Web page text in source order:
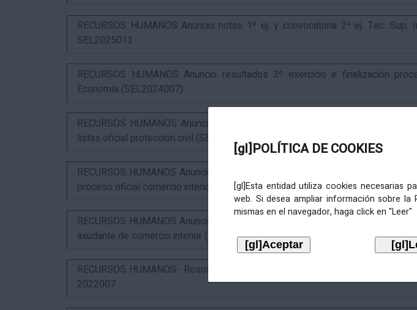
[gl]POLÍTICA DE COOKIES
[gl]Esta entidad utiliza cookies necesarias
web. Si desea ampliar información sobre
mismas en el navegador, haga click en "Leer"
RECURSOS HUMANOS Anuncio notas 1º ej. y convocatoria 2º ej. Tec. Sup.
SEL2025013
RECURSOS HUMANOS Anuncio resultados 3º exercicio e finalización
Economía (SEL2024007)
RECURSOS HUMANOS Anuncio resultados 1º exercicio e anuncio final
listas oficial protección civil (SEL2026016)
RECURSOS HUMANOS Anuncio resultados 2º exercicio e puntuación
proceso oficial comercio interior (SEL2023015
RECURSOS HUMANOS Anuncio puntuación definitiva concurso e anuncio final
axudante de comercio interior (estabilización)
RECURSOS HUMANOS- Resolución das alegacións ao segundo exercicio
2022007